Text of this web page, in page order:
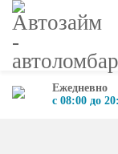
Ежедневно
с 08:00 до